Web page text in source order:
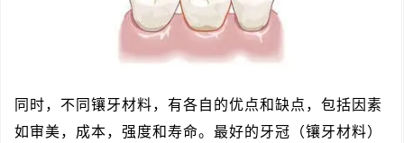
同时，不同镶牙材料，有各自的优点和缺点，包括因素
如审美，成本，强度和寿命。最好的牙冠（镶牙材料）